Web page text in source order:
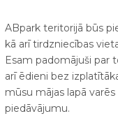
ABpark teritorijā būs
kā arī tirdzniecības
Esam padomājuši par
arī ēdieni bez
mūsu mājas lapā
piedāvājumu.